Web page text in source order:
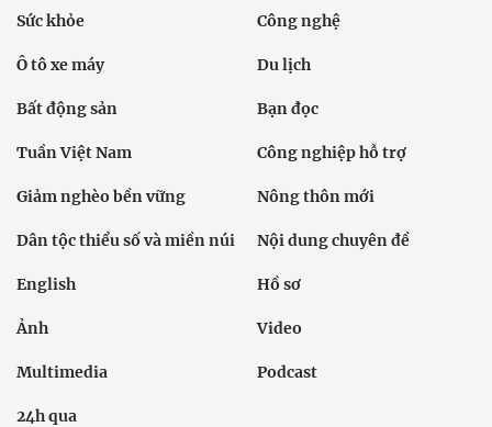
Sức khỏe Công nghệ
Ô tô xe máy Du lịch
Bất động sản Bạn đọc
Tuần Việt Nam Công nghiệp hỗ trợ
Giảm nghèo bền vững Nông thôn mới
Dân tộc thiểu số và miền núi Nội dung chuyên đề
English Hồ sơ
Ảnh Video
Multimedia Podcast
24h qua